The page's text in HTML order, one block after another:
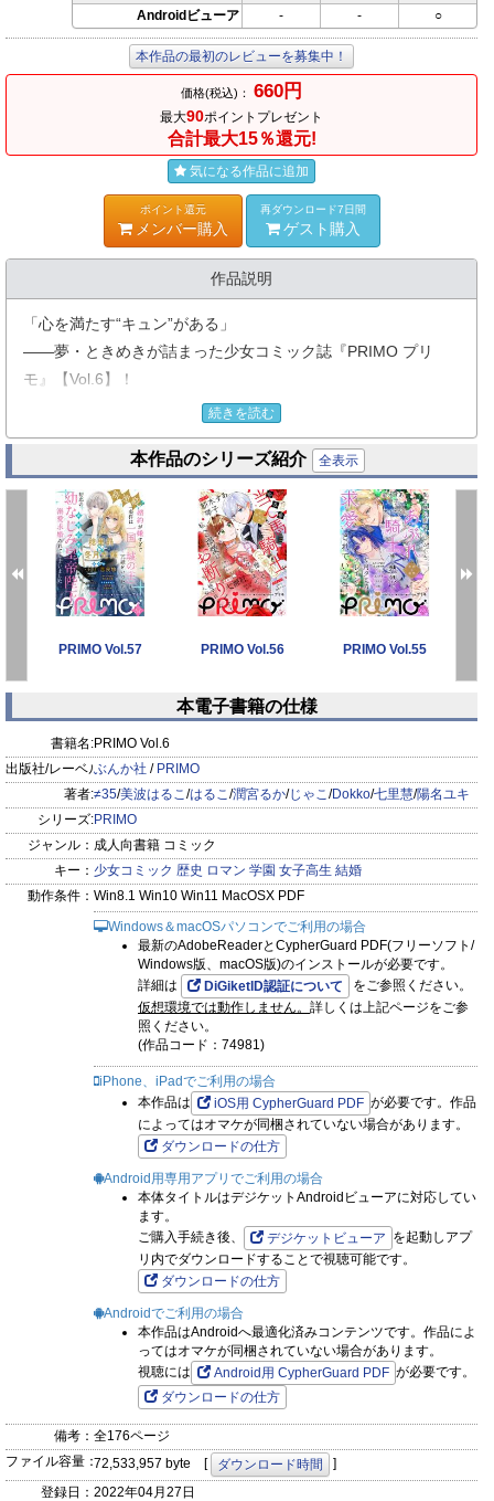
Androidビューア
- - ○
本作品の最初のレビューを募集中！
価格(税込)： 660円
最大90ポイントプレゼント
合計最大15％還元!
気になる作品に追加
ポイント還元
メンバー購入
再ダウンロード7日間
ゲスト購入
作品説明
「心を満たす“キュン”がある」
――夢・ときめきが詰まった少女コミック誌『PRIMO プリ
モ』【Vol.6】！
あなたの好きがきっと見つかる、胸ドキドキの物語が盛りだく
さん！
【表紙＆巻頭】
★『出戻り女中と奇人学者のと或る結婚』第6話（≠35）
妻として役に立ちたかった…そんな不安な気持ちごと包んでも
らえて――。
★『兼松先生、美味しゅうございますか？』第5話（美波はる
こ）
思いがけず、先生と公園でお茶をすることに――!?
★『葬浄のフレイメント』第4話（潤宮るか）
転校生の登場で、波乱の予感…!?
★『ボクのいとしい怪力姫』第2話（じゃこ）
先輩からのプロポーズ…その意味を考えるなか、日常が変化!?
★『ドイツもこいつも』第6話（Dokko）
ドイツでも、我らを苦しめるスギ花粉と戦うつもりが…？
★『恋愛共同戦線』第6話（七里慧）
この恋に決着をつける時！ そして、新たな恋の芽生えが――!?
★『乙女ゲームのヒロインに転生して不安しかないけど、やっ
ぱり推ししか勝たん』第6話（陽名ユキ）
新たな攻略対象キャラの登場に、悩みが尽きなくて…！
続きを読む
本作品のシリーズ紹介 全表示
PRIMO Vol.57 PRIMO Vol.56 PRIMO Vol.55
prev next
本電子書籍の仕様
書籍名:PRIMO Vol.6
出版社/レーベル:ぶんか社 / PRIMO
著者:≠35/美波はるこ/はるこ/潤宮るか/じゃこ/Dokko/七里慧/陽名ユキ
シリーズ:PRIMO
ジャンル： 成人向書籍 コミック
キー： 少女コミック 歴史 ロマン 学園 女子高生 結婚
動作条件： Win8.1 Win10 Win11 MacOSX PDF
Windows＆macOSパソコンでご利用の場合
最新のAdobeReaderとCypherGuard PDF(フリーソフト/
Windows版、macOS版)のインストールが必要です。
詳細は
DiGiketID認証について
をご参照ください。
仮想環境では動作しません。 詳しくは上記ページをご参
照ください。
(作品コード：74981)
iPhone、iPadでご利用の場合
本作品は
iOS用 CypherGuard PDF が必要です。作品
によってはオマケが同梱されていない場合があります。
ダウンロードの仕方
Android用専用アプリでご利用の場合
本体タイトルはデジケットAndroidビューアに対応してい
ます。
ご購入手続き後、
デジケットビューア を起動しアプ
リ内でダウンロードすることで視聴可能です。
ダウンロードの仕方
Androidでご利用の場合
本作品はAndroidへ最適化済みコンテンツです。作品によ
ってはオマケが同梱されていない場合があります。
視聴には
Android用 CypherGuard PDF が必要です。
ダウンロードの仕方
備考： 全176ページ
ファイル容量：72,533,957 byte [ ダウンロード時間
]
登録日： 2022年04月27日